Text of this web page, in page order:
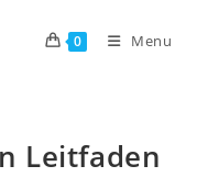
0 Menu
Leitfaden